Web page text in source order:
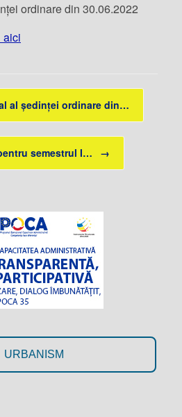
ordinare din 30.06.2022
aici
al ședinței ordinare din…
semestrul I… →
URBANISM